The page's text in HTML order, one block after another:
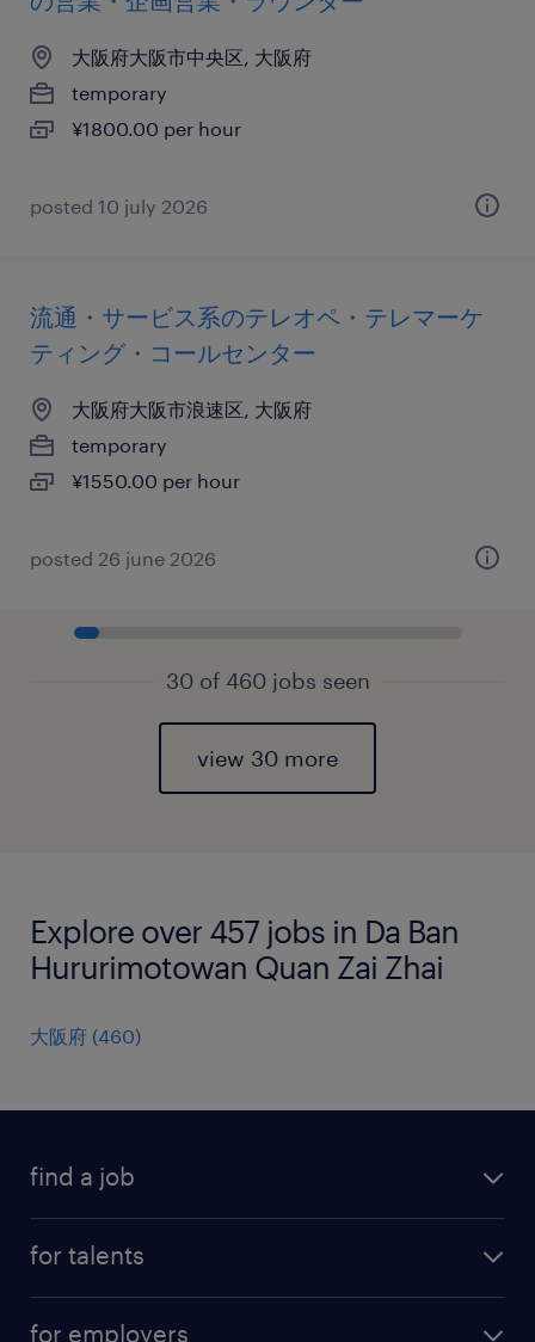
大阪府大阪市中央区, 大阪府
temporary
¥1800.00 per hour
posted 10 july 2026
流通・サービス系のテレオペ・テレマーケ
ティング・コールセンター
大阪府大阪市浪速区, 大阪府
temporary
¥1550.00 per hour
posted 26 june 2026
30 of 460 jobs seen
view 30 more
Explore over 457 jobs in Da Ban
Hururimotowan Quan Zai Zhai
大阪府 (460)
find a job
for talents
for employers